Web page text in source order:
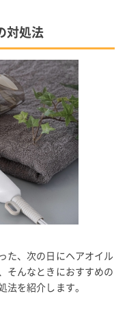
対処法
た、次の日にヘアオイル
そんなときにおすすめの
を紹介します。